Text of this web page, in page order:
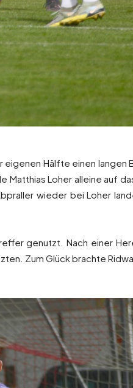
Hälfte einen langen
Loher alleine auf
wieder bei Loher
genutzt. Nach einer
Zum Glück brachte